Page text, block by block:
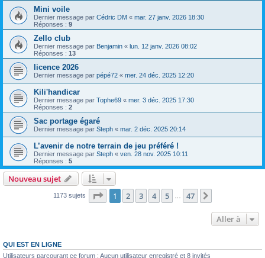
Mini voile
Dernier message par Cédric DM « mar. 27 janv. 2026 18:30
Réponses : 9
Zello club
Dernier message par Benjamin « lun. 12 janv. 2026 08:02
Réponses : 13
licence 2026
Dernier message par pépé72 « mer. 24 déc. 2025 12:20
Kili'handicar
Dernier message par Tophe69 « mer. 3 déc. 2025 17:30
Réponses : 2
Sac portage égaré
Dernier message par Steph « mar. 2 déc. 2025 20:14
L’avenir de notre terrain de jeu préféré !
Dernier message par Steph « ven. 28 nov. 2025 10:11
Réponses : 5
Nouveau sujet
1173 sujets Page 1sur47
1 2 3 4 5 47
Aller à
QUI EST EN LIGNE
Utilisateurs parcourant ce forum : Aucun utilisateur enregistré et 8 invités